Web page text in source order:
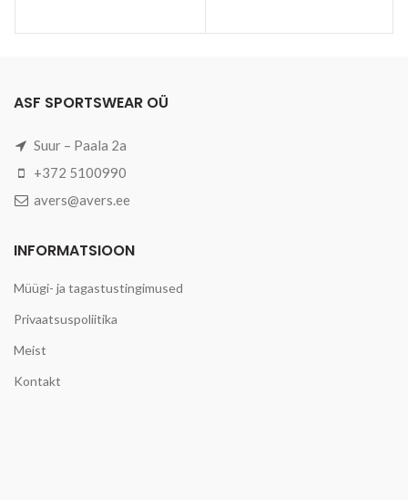
ASF SPORTSWEAR OÜ
Suur – Paala 2a
+372 5100990
avers@avers.ee
INFORMATSIOON
Müügi- ja tagastustingimused
Privaatsuspoliitika
Meist
Kontakt